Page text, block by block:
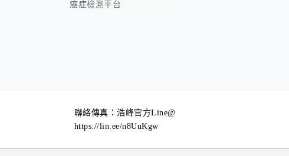
癌症檢測平台
聯絡傳真：浩峰官方Line@
https://lin.ee/n8UuKgw